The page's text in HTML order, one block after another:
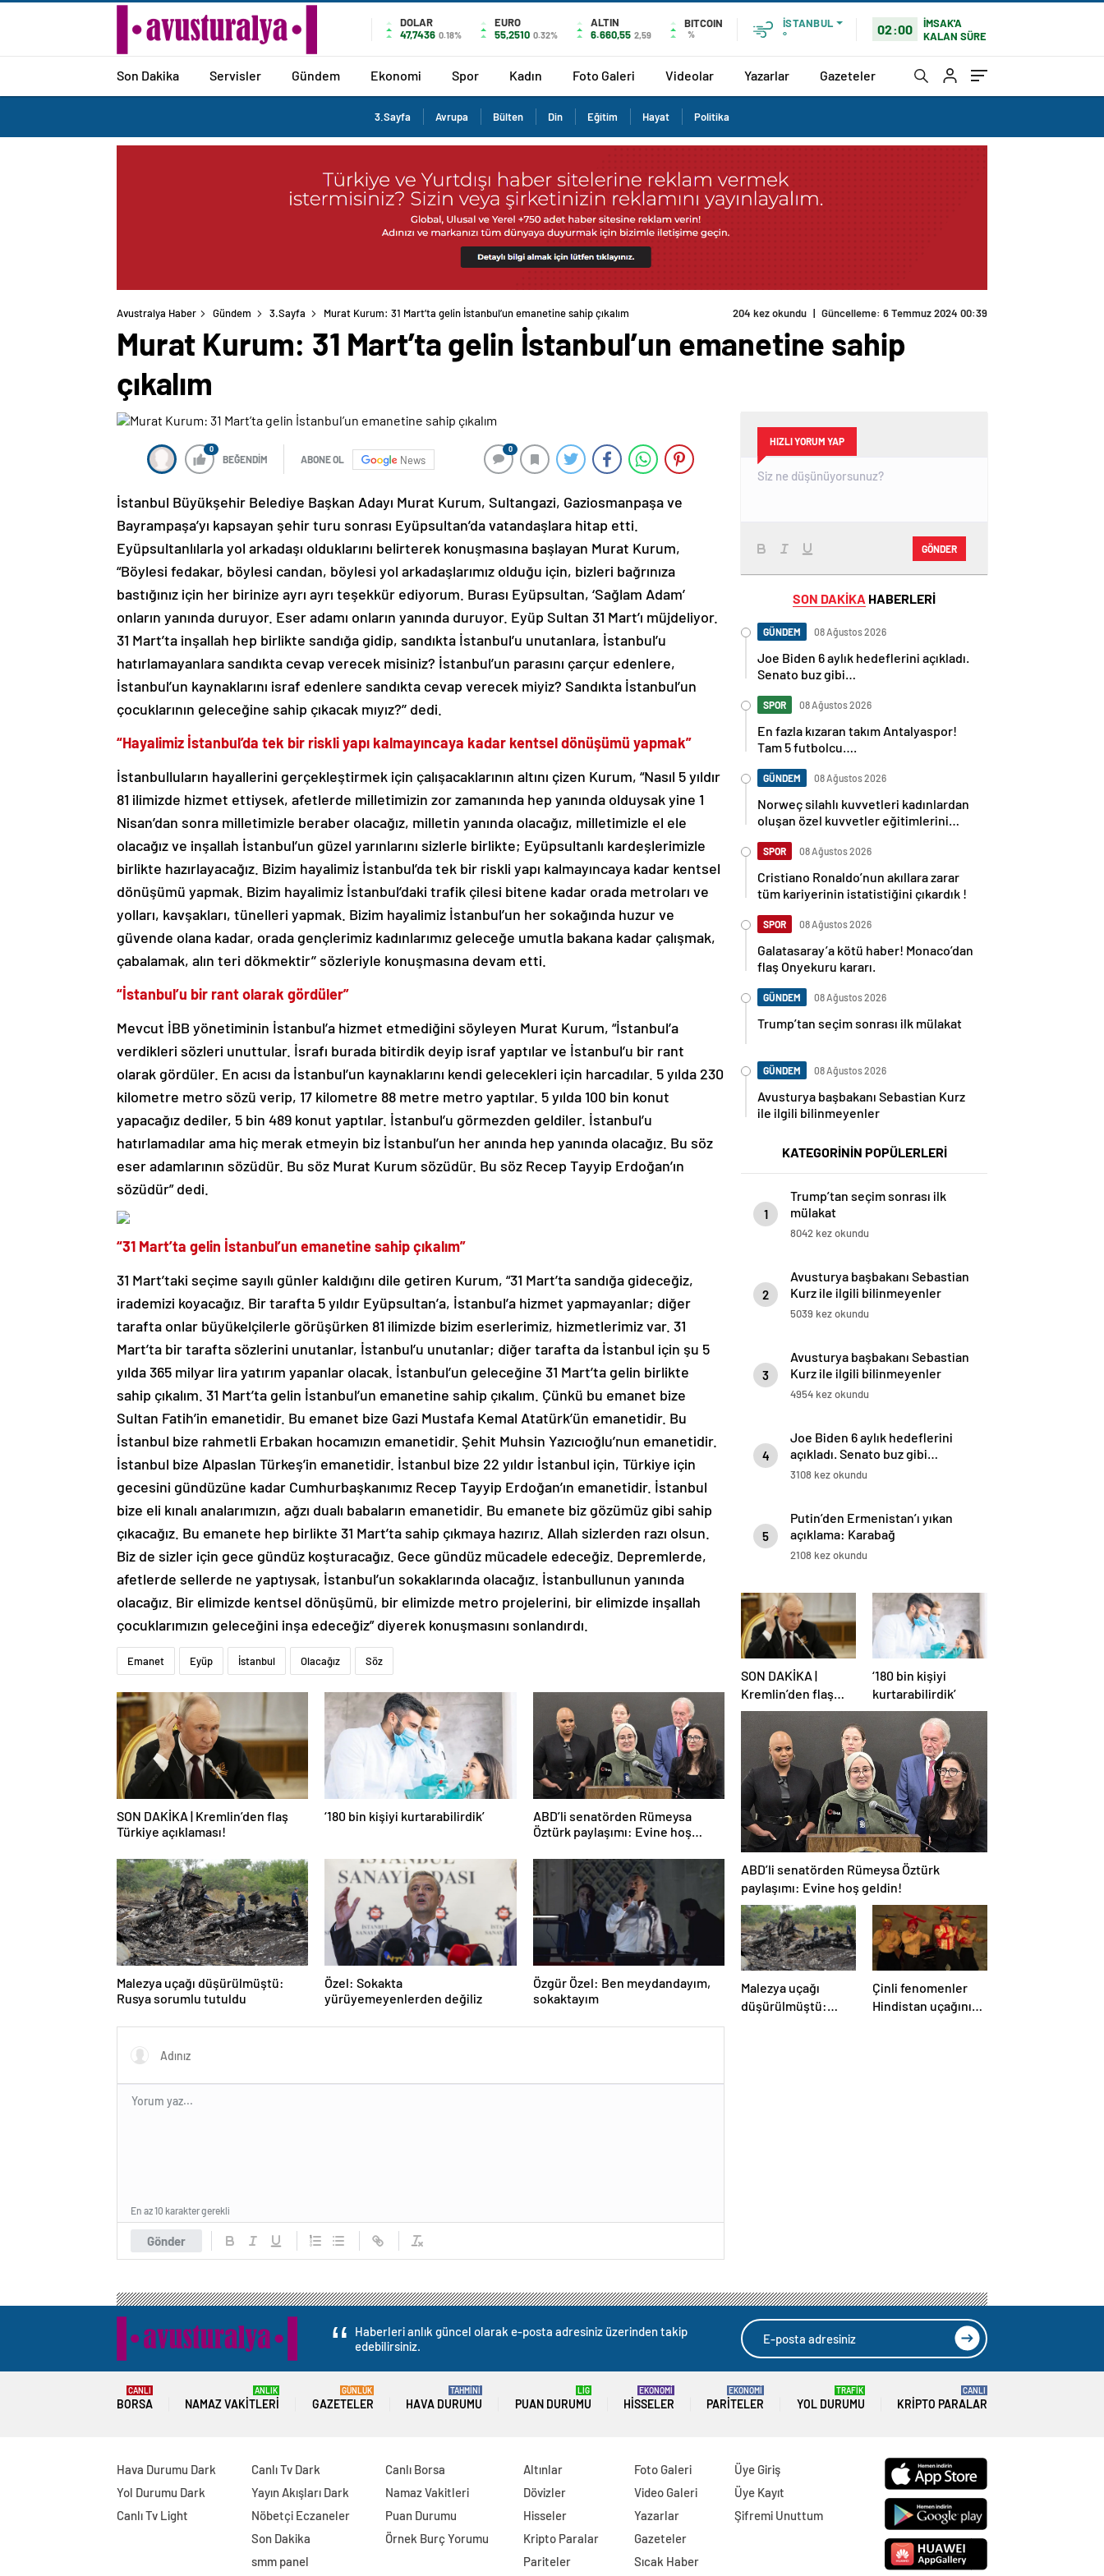
DOLAR
47,7436 0.18%
EURO
55,2510 0.32%
ALTIN
6.660,55 2,59
BITCOIN
%
İSTANBUL
°
02:00
İMSAK'A
KALAN SÜRE
Son Dakika Servisler Gündem Ekonomi Spor Kadın Foto Galeri Videolar Yazarlar Gazeteler
3.Sayfa Avrupa Bülten Din Eğitim Hayat Politika
Avustralya Haber Gündem 3.Sayfa Murat Kurum: 31 Mart’ta gelin İstanbul’un emanetine sahip çıkalım 204 kez okundu | Güncelleme: 6 Temmuz 2024 00:39
Murat Kurum: 31 Mart’ta gelin İstanbul’un emanetine sahip
çıkalım
0
BEĞENDİM ABONE OL News
0
İstanbul Büyükşehir Belediye Başkan Adayı Murat Kurum, Sultangazi, Gaziosmanpaşa ve
Bayrampaşa’yı kapsayan şehir turu sonrası Eyüpsultan’da vatandaşlara hitap etti.
Eyüpsultanlılarla yol arkadaşı olduklarını belirterek konuşmasına başlayan Murat Kurum,
“Böylesi fedakar, böylesi candan, böylesi yol arkadaşlarımız olduğu için, bizleri bağrınıza
bastığınız için her birinize ayrı ayrı teşekkür ediyorum. Burası Eyüpsultan, ‘Sağlam Adam’
onların yanında duruyor. Eser adamı onların yanında duruyor. Eyüp Sultan 31 Mart’ı müjdeliyor.
31 Mart’ta inşallah hep birlikte sandığa gidip, sandıkta İstanbul’u unutanlara, İstanbul’u
hatırlamayanlara sandıkta cevap verecek misiniz? İstanbul’un parasını çarçur edenlere,
İstanbul’un kaynaklarını israf edenlere sandıkta cevap verecek miyiz? Sandıkta İstanbul’un
çocuklarının geleceğine sahip çıkacak mıyız?’’ dedi.
“Hayalimiz İstanbul’da tek bir riskli yapı kalmayıncaya kadar kentsel dönüşümü yapmak”
İstanbulluların hayallerini gerçekleştirmek için çalışacaklarının altını çizen Kurum, “Nasıl 5 yıldır
81 ilimizde hizmet ettiysek, afetlerde milletimizin zor zamanında hep yanında olduysak yine 1
Nisan’dan sonra milletimizle beraber olacağız, milletin yanında olacağız, milletimizle el ele
olacağız ve inşallah İstanbul’un güzel yarınlarını sizlerle birlikte; Eyüpsultanlı kardeşlerimizle
birlikte hazırlayacağız. Bizim hayalimiz İstanbul’da tek bir riskli yapı kalmayıncaya kadar kentsel
dönüşümü yapmak. Bizim hayalimiz İstanbul’daki trafik çilesi bitene kadar orada metroları ve
yolları, kavşakları, tünelleri yapmak. Bizim hayalimiz İstanbul’un her sokağında huzur ve
güvende olana kadar, orada gençlerimiz kadınlarımız geleceğe umutla bakana kadar çalışmak,
çabalamak, alın teri dökmektir’’ sözleriyle konuşmasına devam etti.
“İstanbul’u bir rant olarak gördüler”
Mevcut İBB yönetiminin İstanbul’a hizmet etmediğini söyleyen Murat Kurum, “İstanbul’a
verdikleri sözleri unuttular. İsrafı burada bitirdik deyip israf yaptılar ve İstanbul’u bir rant
olarak gördüler. En acısı da İstanbul’un kaynaklarını kendi gelecekleri için harcadılar. 5 yılda 230
kilometre metro sözü verip, 17 kilometre 88 metre metro yaptılar. 5 yılda 100 bin konut
yapacağız dediler, 5 bin 489 konut yaptılar. İstanbul’u görmezden geldiler. İstanbul’u
hatırlamadılar ama hiç merak etmeyin biz İstanbul’un her anında hep yanında olacağız. Bu söz
eser adamlarının sözüdür. Bu söz Murat Kurum sözüdür. Bu söz Recep Tayyip Erdoğan’ın
sözüdür” dedi.
“31 Mart’ta gelin İstanbul’un emanetine sahip çıkalım”
31 Mart’taki seçime sayılı günler kaldığını dile getiren Kurum, “31 Mart’ta sandığa gideceğiz,
irademizi koyacağız. Bir tarafta 5 yıldır Eyüpsultan’a, İstanbul’a hizmet yapmayanlar; diğer
tarafta onlar büyükelçilerle görüşürken 81 ilimizde bizim eserlerimiz, hizmetlerimiz var. 31
Mart’ta bir tarafta sözlerini unutanlar, İstanbul’u unutanlar; diğer tarafta da İstanbul için şu 5
yılda 365 milyar lira yatırım yapanlar olacak. İstanbul’un geleceğine 31 Mart’ta gelin birlikte
sahip çıkalım. 31 Mart’ta gelin İstanbul’un emanetine sahip çıkalım. Çünkü bu emanet bize
Sultan Fatih’in emanetidir. Bu emanet bize Gazi Mustafa Kemal Atatürk’ün emanetidir. Bu
İstanbul bize rahmetli Erbakan hocamızın emanetidir. Şehit Muhsin Yazıcıoğlu’nun emanetidir.
İstanbul bize Alpaslan Türkeş’in emanetidir. İstanbul bize 22 yıldır İstanbul için, Türkiye için
gecesini gündüzüne kadar Cumhurbaşkanımız Recep Tayyip Erdoğan’ın emanetidir. İstanbul
bize eli kınalı analarımızın, ağzı dualı babaların emanetidir. Bu emanete biz gözümüz gibi sahip
çıkacağız. Bu emanete hep birlikte 31 Mart’ta sahip çıkmaya hazırız. Allah sizlerden razı olsun.
Biz de sizler için gece gündüz koşturacağız. Gece gündüz mücadele edeceğiz. Depremlerde,
afetlerde sellerde ne yaptıysak, İstanbul’un sokaklarında olacağız. İstanbullunun yanında
olacağız. Bir elimizde kentsel dönüşümü, bir elimizde metro projelerini, bir elimizde inşallah
çocuklarımızın geleceğini inşa edeceğiz” diyerek konuşmasını sonlandırdı.
Emanet Eyüp İstanbul Olacağız Söz
SON DAKİKA | Kremlin’den flaş
Türkiye açıklaması!
‘180 bin kişiyi kurtarabilirdik’
ABD’li senatörden Rümeysa
Öztürk paylaşımı: Evine hoş
Malezya uçağı düşürülmüştü:
Rusya sorumlu tutuldu
Özel: Sokakta
yürüyemeyenlerden değiliz
Özgür Özel: Ben meydandayım,
sokaktayım
Gönder
En az 10 karakter gerekli
HIZLI YORUM YAP
GÖNDER
SON DAKİKA HABERLERİ
GÜNDEM 08 Ağustos 2026
Joe Biden 6 aylık hedeflerini açıkladı.
Senato buz gibi…
SPOR 08 Ağustos 2026
En fazla kızaran takım Antalyaspor!
Tam 5 futbolcu….
GÜNDEM 08 Ağustos 2026
Norweç silahlı kuvvetleri kadınlardan
oluşan özel kuvvetler eğitimlerini
SPOR 08 Ağustos 2026
Cristiano Ronaldo’nun akıllara zarar
tüm kariyerinin istatistiğini çıkardık !
SPOR 08 Ağustos 2026
Galatasaray’a kötü haber! Monaco’dan
flaş Onyekuru kararı.
GÜNDEM 08 Ağustos 2026
Trump’tan seçim sonrası ilk mülakat
GÜNDEM 08 Ağustos 2026
Avusturya başbakanı Sebastian Kurz
ile ilgili bilinmeyenler
KATEGORİNİN POPÜLERLERİ
1
Trump’tan seçim sonrası ilk
mülakat
8042 kez okundu
2
Avusturya başbakanı Sebastian
Kurz ile ilgili bilinmeyenler
5039 kez okundu
3
Avusturya başbakanı Sebastian
Kurz ile ilgili bilinmeyenler
4954 kez okundu
4
Joe Biden 6 aylık hedeflerini
açıkladı. Senato buz gibi…
3108 kez okundu
5
Putin’den Ermenistan’ı yıkan
açıklama: Karabağ
Azerbaycan’ın ayrılmaz bir
2108 kez okundu
SON DAKİKA |
Kremlin’den flaş
Türkiye açıklaması!
‘180 bin kişiyi
kurtarabilirdik’
ABD’li senatörden Rümeysa Öztürk
paylaşımı: Evine hoş geldin!
Malezya uçağı
düşürülmüştü:
Çinli fenomenler
Hindistan uçağının
Haberleri anlık güncel olarak e-posta adresiniz üzerinden takip
edebilirsiniz.
BORSA
CANLI
NAMAZ VAKITLERI
ANLIK
GAZETELER
GÜNLÜK
HAVA DURUMU
TAHMİNİ
PUAN DURUMU
LİG
HISSELER
EKONOMİ
PARITELER
EKONOMİ
YOL DURUMU
TRAFİK
KRIPTO PARALAR
CANLI
Hava Durumu Dark
Yol Durumu Dark
Canlı Tv Light
Canlı Tv Dark
Yayın Akışları Dark
Nöbetçi Eczaneler
Son Dakika
smm panel
Canlı Borsa
Namaz Vakitleri
Puan Durumu
Örnek Burç Yorumu
Altınlar
Dövizler
Hisseler
Kripto Paralar
Pariteler
Foto Galeri
Video Galeri
Yazarlar
Gazeteler
Sıcak Haber
Üye Giriş
Üye Kayıt
Şifremi Unuttum